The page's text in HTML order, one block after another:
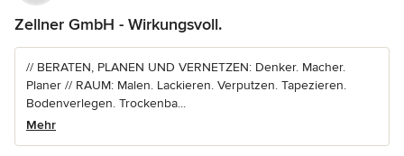
Zellner GmbH - Wirkungsvoll.
// BERATEN, PLANEN UND VERNETZEN: Denker. Macher.
Planer // RAUM: Malen. Lackieren. Verputzen. Tapezieren.
Bodenverlegen. Trockenba...
Mehr